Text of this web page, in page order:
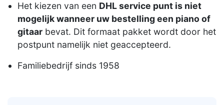
Het kiezen van een DHL service punt is niet
mogelijk wanneer uw bestelling een piano of
gitaar bevat. Dit formaat pakket wordt door het
postpunt namelijk niet geaccepteerd.
Familiebedrijf sinds 1958